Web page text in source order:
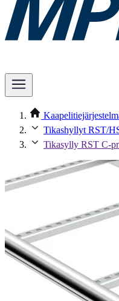
Tikashyllyt RST/
Tikasylly RST C-